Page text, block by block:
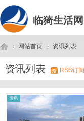
临猗生活网
临 ›
网站首页
›
资讯列表
资讯列表 RSS订阅
资讯